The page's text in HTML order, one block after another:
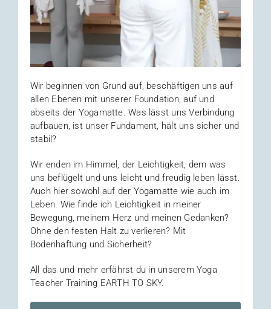
Wir beginnen von Grund auf, beschäftigen uns auf
allen Ebenen mit unserer Foundation, auf und
abseits der Yogamatte. Was lässt uns Verbindung
aufbauen, ist unser Fundament, hält uns sicher und
stabil?
Wir enden im Himmel, der Leichtigkeit, dem was
uns beflügelt und uns leicht und freudig leben lässt.
Auch hier sowohl auf der Yogamatte wie auch im
Leben. Wie finde ich Leichtigkeit in meiner
Bewegung, meinem Herz und meinen Gedanken?
Ohne den festen Halt zu verlieren? Mit
Bodenhaftung und Sicherheit?
All das und mehr erfährst du in unserem Yoga
Teacher Training EARTH TO SKY.